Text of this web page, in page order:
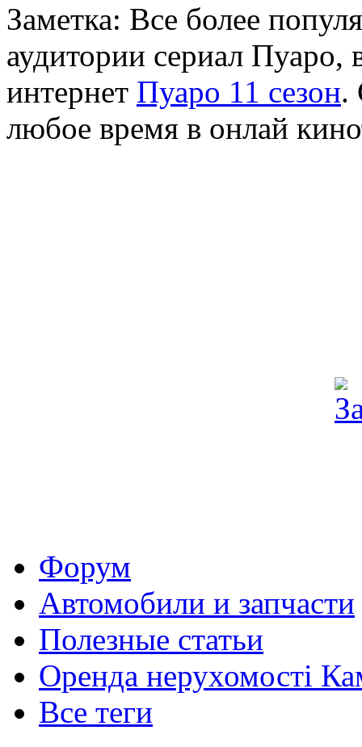
Заметка: Все более
аудитории сериал Пуаро,
интернет Пуаро 11 сезон.
любое время в онлай
Форум
Автомобили и запчасти
Полезные статьи
Оренда нерухомості
Все теги